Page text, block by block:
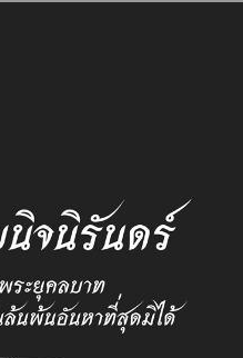
มอบบริการ
และขอเป็นส่วนห